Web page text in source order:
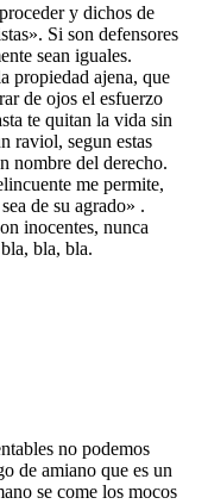
y dichos de
Si son defensores
sean iguales.
propiedad ajena, que
de ojos el esfuerzo
te quitan la vida sin
raviol, segun estas
nombre del derecho.
me permite,
de su agrado» .
inocentes, nunca
bla, bla.
no podemos
de amiano que es un
se come los mocos